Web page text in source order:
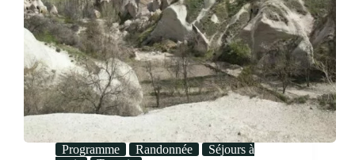
Programme Randonnée
Séjours à